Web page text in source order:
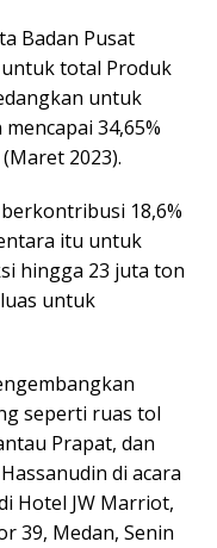
Badan Pusat
total Produk
untuk
34,65%
2023).
18,6%
itu untuk
hingga 23 juta ton
untuk
seperti ruas tol
Prapat, dan
di acara
Hotel JW Marriot,
39, Medan, Senin